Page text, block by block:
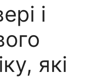
і
які